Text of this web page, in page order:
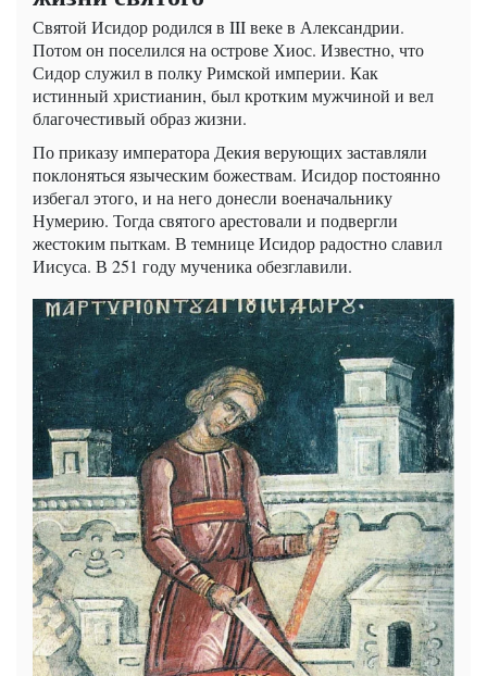
Святой Исидор родился в III веке в Александрии.
Потом он поселился на острове Хиос. Известно, что
Сидор служил в полку Римской империи. Как
истинный христианин, был кротким мужчиной и вел
благочестивый образ жизни.
По приказу императора Декия верующих заставляли
поклоняться языческим божествам. Исидор постоянно
избегал этого, и на него донесли военачальнику
Нумерию. Тогда святого арестовали и подвергли
жестоким пыткам. В темнице Исидор радостно славил
Иисуса. В 251 году мученика обезглавили.